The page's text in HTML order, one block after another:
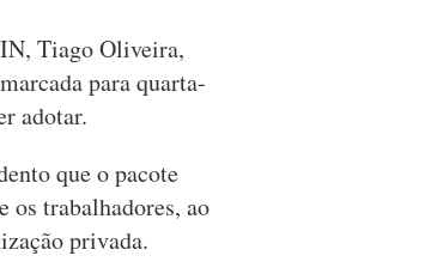
Tiago Oliveira,
para quarta-
adotar.
que o pacote
trabalhadores, ao
privada.